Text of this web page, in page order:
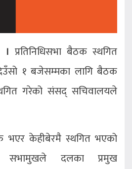
प्रतिनिधिसभा बैठक स्थगित
१ बजेसम्मका लागि बैठक
गरेको संसद् सचिवालयले
केहीबेरमै स्थगित भएको
सभामुखले दलका प्रमुख